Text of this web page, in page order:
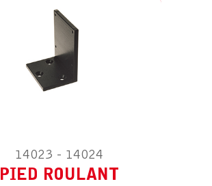
14023 - 14024
PIED ROULANT